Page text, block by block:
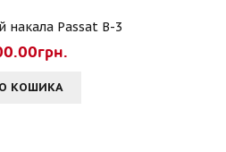
накала Passat B-3
КОШИКА